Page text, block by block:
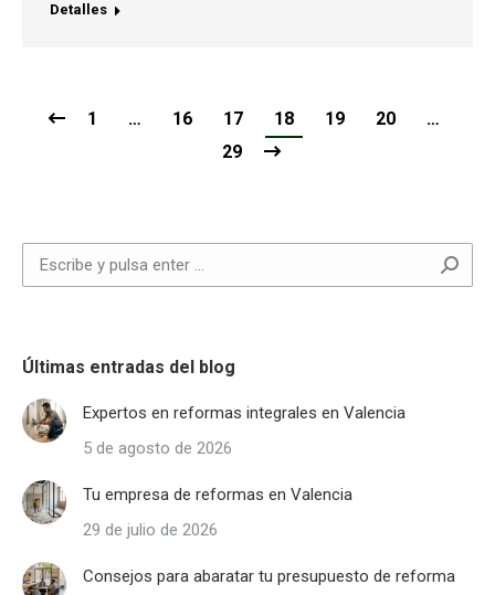
Detalles
1 … 16 17 18 19 20
…
29
Buscar:
Últimas entradas del blog
Expertos en reformas integrales en Valencia
5 de agosto de 2026
Tu empresa de reformas en Valencia
29 de julio de 2026
Consejos para abaratar tu presupuesto de reforma